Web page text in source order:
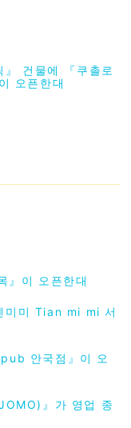
』 건물에 『쿠촐로
오픈한대
』이 오픈한대
미미 Tian mi mi 서
안국점』이 오
』가 영업 종